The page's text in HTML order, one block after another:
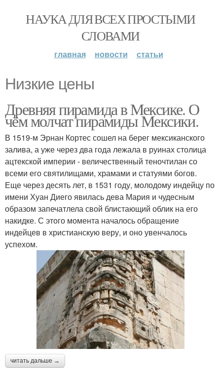
НАУКА ДЛЯ ВСЕХ ПРОСТЫМИ
СЛОВАМИ
главная новости статьи
Низкие цены
Древняя пирамида в Мексике. О
чём молчат пирамиды Мексики.
В 1519-м Эрнан Кортес сошел на берег мексиканского
залива, а уже через два года лежала в руинах столица
ацтекской империи - величественный теночтилан со
всеми его святилищами, храмами и статуями богов.
Еще через десять лет, в 1531 году, молодому индейцу по
имени Хуан Диего явилась дева Мария и чудесным
образом запечатлела свой блистающий облик на его
накидке. С этого момента началось обращение
индейцев в христианскую веру, и оно увенчалось
успехом.
читать дальше →